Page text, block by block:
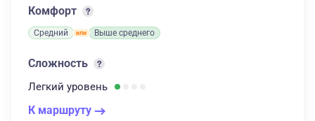
Комфорт
Средний Выше среднего
Сложность
Легкий уровень
К маршруту